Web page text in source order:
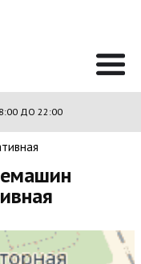
ДО 22:00